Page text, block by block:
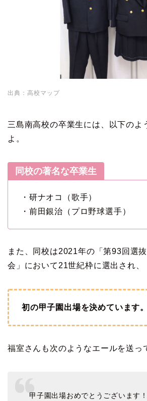
出典：高校マップ
三島南高校の卒業生には、以下のよ
よ。
同校の著名な卒業生
・研ナオコ（歌手）
・前田銀治（プロ野球選手）
また、同校は2021年の「第93回選
会」において21世紀枠に選出され、
初の甲子園出場を決めています。
福室さんも次のようなエールを送っ
甲子園出場おめでとうございます